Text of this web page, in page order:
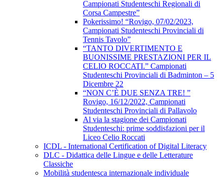
Campionati Studenteschi Regionali di
Corsa Campestre”
Pokerissimo! “Rovigo, 07/02/2023,
Campionati Studenteschi Provinciali di
Tennis Tavolo”
“TANTO DIVERTIMENTO E
BUONISSIME PRESTAZIONI PER IL
CELIO ROCCATI.” Campionati
Studenteschi Provinciali di Badminton – 5
Dicembre 22
“NON C’È DUE SENZA TRE! ”
Rovigo, 16/12/2022, Campionati
Studenteschi Provinciali di Pallavolo
Al via la stagione dei Campionati
Studenteschi: prime soddisfazioni per il
Liceo Celio Roccati
ICDL - International Certification of Digital Literacy
DLC - Didattica delle Lingue e delle Letterature
Classiche
Mobilità studentesca internazionale individuale